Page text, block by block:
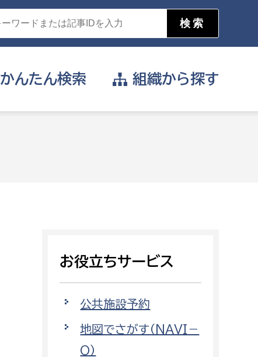
かんたん検索
支払いをしたい
組織から探す
環境部
お役立ちサービス
公共施設予約
地図でさがす（NAVI－
O）